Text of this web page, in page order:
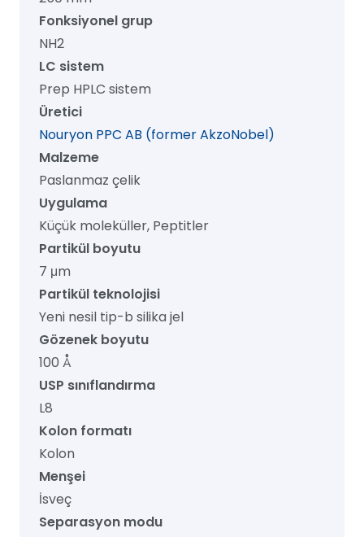
µm,
mm
250
mm,
1/pk
adet
Fonksiyonel grup
NH2
LC sistem
Prep HPLC sistem
Üretici
Nouryon PPC AB (former AkzoNobel)
Malzeme
Paslanmaz çelik
Uygulama
Küçük moleküller, Peptitler
Partikül boyutu
7 μm
Partikül teknolojisi
Yeni nesil tip-b silika jel
Gözenek boyutu
100 Å
USP sınıflandırma
L8
Kolon formatı
Kolon
Menşei
İsveç
Separasyon modu